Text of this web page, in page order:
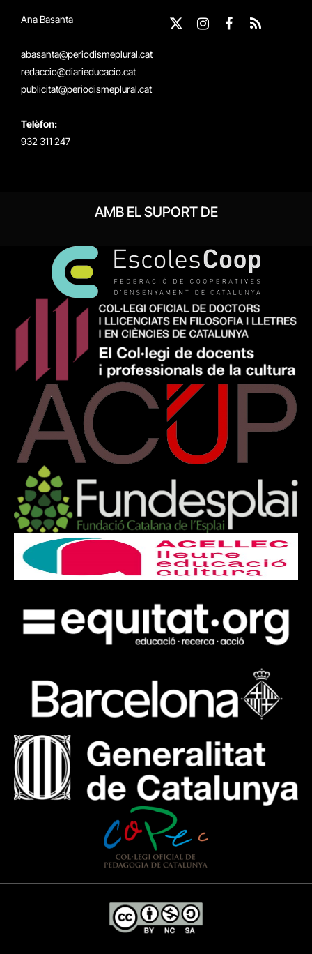
Ana Basanta
abasanta@periodismeplural.cat
redaccio@diarieducacio.cat
publicitat@periodismeplural.cat
Telèfon:
932 311 247
X
InstagramFacebook
RSS
AMB EL SUPORT DE